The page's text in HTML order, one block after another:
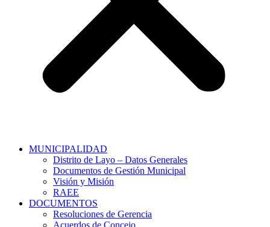
MUNICIPALIDAD
Distrito de Layo – Datos Generales
Documentos de Gestión Municipal
Visión y Misión
RAEE
DOCUMENTOS
Resoluciones de Gerencia